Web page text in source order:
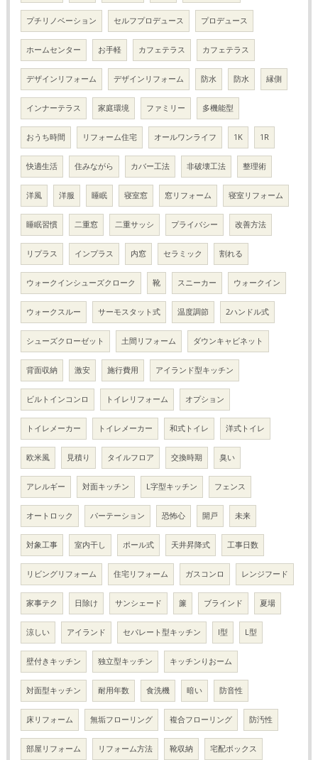
プチリノベーション セルフプロデュース プロデュース
ホームセンター お手軽 カフェテラス カフェテラス
デザインリフォーム デザインリフォーム 防水 防水 縁側
インナーテラス 家庭環境 ファミリー 多機能型
おうち時間 リフォーム住宅 オールワンライフ 1K 1R
快適生活 住みながら カバー工法 非破壊工法 整理術
洋風 洋服 睡眠 寝室窓 窓リフォーム 寝室リフォーム
睡眠習慣 二重窓 二重サッシ プライバシー 改善方法
リプラス インプラス 内窓 セラミック 割れる
ウォークインシューズクローク 靴 スニーカー ウォークイン
ウォークスルー サーモスタット式 温度調節 2ハンドル式
シューズクローゼット 土間リフォーム ダウンキャビネット
背面収納 激安 施行費用 アイランド型キッチン
ビルトインコンロ トイレリフォーム オプション
トイレメーカー トイレメーカー 和式トイレ 洋式トイレ
欧米風 見積り タイルフロア 交換時期 臭い
アレルギー 対面キッチン L字型キッチン フェンス
オートロック パーテーション 恐怖心 開戸 未来
対象工事 室内干し ポール式 天井昇降式 工事日数
リビングリフォーム 住宅リフォーム ガスコンロ レンジフード
家事テク 日除け サンシェード 簾 ブラインド 夏場
涼しい アイランド セパレート型キッチン I型 L型
壁付きキッチン 独立型キッチン キッチンりおーム
対面型キッチン 耐用年数 食洗機 暗い 防音性
床リフォーム 無垢フローリング 複合フローリング 防汚性
部屋リフォーム リフォーム方法 靴収納 宅配ボックス